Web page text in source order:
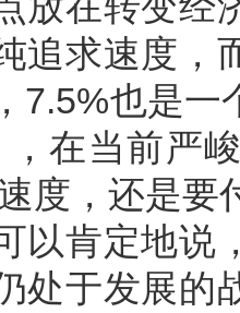
追求速度，
7.5%也是
在当前严
度，还是要
肯定地说，
处于发展的